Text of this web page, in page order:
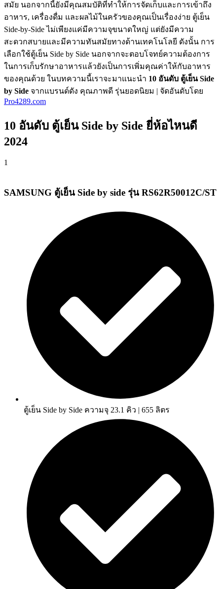
สมัย นอกจากนี้ยังมีคุณสมบัติที่ทำให้การจัดเก็บและการเข้าถึง
อาหาร, เครื่องดื่ม และผลไม้ในครัวของคุณเป็นเรื่องง่าย ตู้เย็น
Side-by-Side ไม่เพียงแค่มีความจุขนาดใหญ่ แต่ยังมีความ
สะดวกสบายและมีความทันสมัยทางด้านเทคโนโลยี ดังนั้น การ
เลือกใช้ตู้เย็น Side by Side นอกจากจะตอบโจทย์ความต้องการ
ในการเก็บรักษาอาหารแล้วยังเป็นการเพิ่มคุณค่าให้กับอาหาร
ของคุณด้วย ในบทความนี้เราจะมาแนะนำ 10 อันดับ ตู้เย็น Side
by Side จากแบรนด์ดัง คุณภาพดี รุ่นยอดนิยม | จัดอันดับโดย
Pro4289.com
10 อันดับ ตู้เย็น Side by Side ยี่ห้อไหนดี
2024
1
SAMSUNG ตู้เย็น Side by side รุ่น RS62R50012C/ST
ตู้เย็น Side by Side ความจุ 23.1 คิว | 655 ลิตร